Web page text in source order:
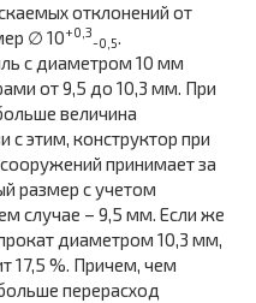
отклонений от
∅ 10+0,3
-0,5.
с диаметром 10 мм
от 9,5 до 10,3 мм. При
величина
с этим, конструктор при
принимает за
размер с учетом
случае – 9,5 мм. Если же
диаметром 10,3 мм,
17,5 %. Причем, чем
перерасход